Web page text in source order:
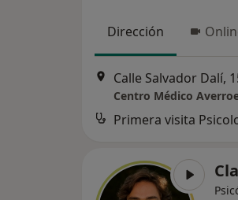
Dirección
Calle Salvador Dalí,
Centro Médico
Primera visita